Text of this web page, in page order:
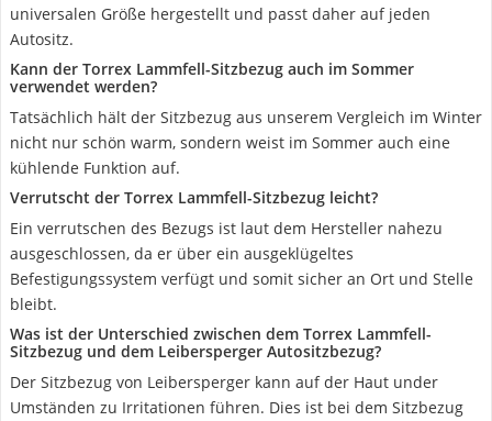
universalen Größe hergestellt und passt daher auf jeden
Autositz.
Kann der Torrex Lammfell-Sitzbezug auch im Sommer
verwendet werden?
Tatsächlich hält der Sitzbezug aus unserem Vergleich im Winter
nicht nur schön warm, sondern weist im Sommer auch eine
kühlende Funktion auf.
Verrutscht der Torrex Lammfell-Sitzbezug leicht?
Ein verrutschen des Bezugs ist laut dem Hersteller nahezu
ausgeschlossen, da er über ein ausgeklügeltes
Befestigungssystem verfügt und somit sicher an Ort und Stelle
bleibt.
Was ist der Unterschied zwischen dem Torrex Lammfell-
Sitzbezug und dem Leibersperger Autositzbezug?
Der Sitzbezug von Leibersperger kann auf der Haut under
Umständen zu Irritationen führen. Dies ist bei dem Sitzbezug